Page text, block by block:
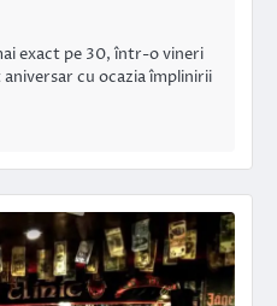
exact pe 30, într-o vineri
cu ocazia împlinirii